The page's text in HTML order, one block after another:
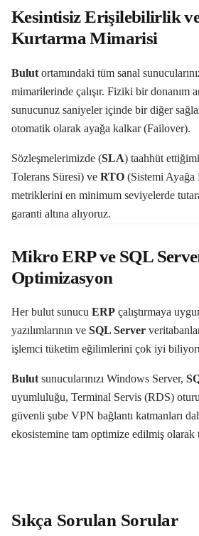
Kesintisiz Erişilebilirlik
Kurtarma Mimarisi
Bulut ortamındaki tüm sanal
mimarilerinde çalışır. Fiziki bir donanım
sunucunuz saniyeler içinde bir diğer
otomatik olarak ayağa kalkar (Failover).
Sözleşmelerimizde (SLA) taahhüt
Tolerans Süresi) ve RTO (Sistemi Ayağa
metriklerini en minimum seviyelerde
garanti altına alıyoruz.
Mikro ERP ve SQL
Optimizasyon
Her bulut sunucu ERP çalıştırmaya
yazılımlarının ve SQL Server
işlemci tüketim eğilimlerini çok iyi
Bulut sunucularınızı Windows Server,
uyumluluğu, Terminal Servis (RDS)
güvenli şube VPN bağlantı katmanları
ekosistemine tam optimize edilmiş olarak
Sıkça Sorulan Sorular